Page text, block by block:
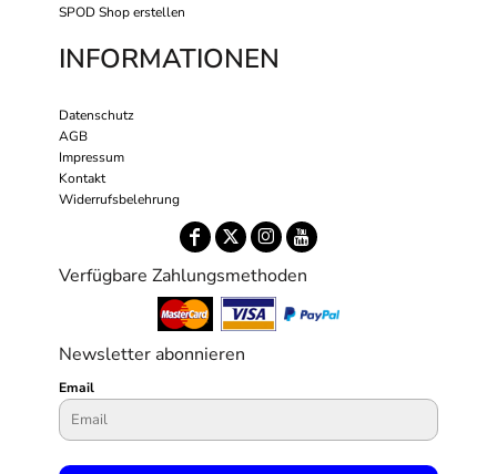
SPOD Shop erstellen
INFORMATIONEN
Datenschutz
AGB
Impressum
Kontakt
Widerrufsbelehrung
Verfügbare Zahlungsmethoden
Newsletter abonnieren
Email